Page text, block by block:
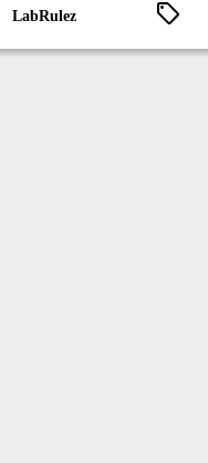
LabRulez